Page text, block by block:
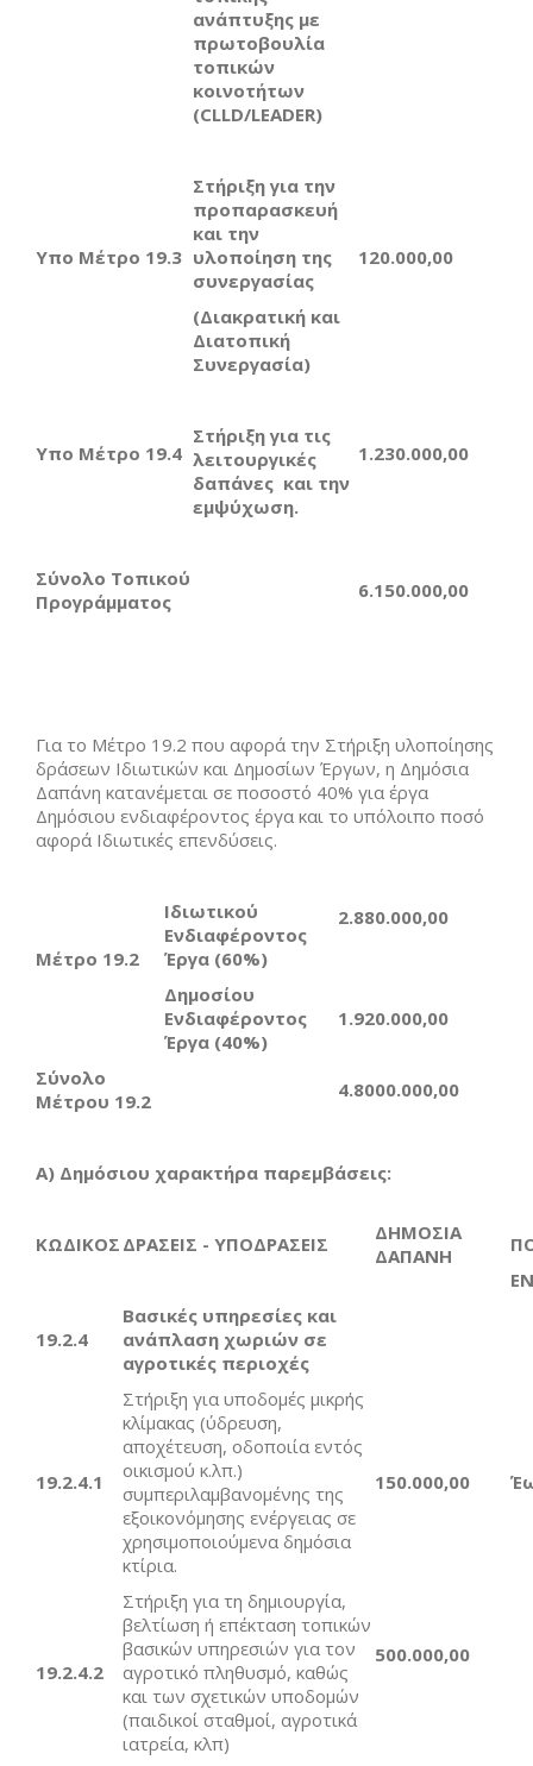
ανάπτυξης με
πρωτοβουλία
τοπικών
κοινοτήτων
(CLLD/LEADER)
Υπο Μέτρο 19.3
Στήριξη για την
προπαρασκευή
και την
υλοποίηση της
συνεργασίας
(Διακρατική και
Διατοπική
Συνεργασία)
120.000,00
Υπο Μέτρο 19.4
Στήριξη για τις
λειτουργικές
δαπάνες και την
εμψύχωση.
1.230.000,00
Σύνολο Τοπικού
Προγράμματος
6.150.000,00
Για το Μέτρο 19.2 που αφορά την Στήριξη υλοποίησης
δράσεων Ιδιωτικών και Δημοσίων Έργων, η Δημόσια
Δαπάνη κατανέμεται σε ποσοστό 40% για έργα
Δημόσιου ενδιαφέροντος έργα και το υπόλοιπο ποσό
αφορά Ιδιωτικές επενδύσεις.
Μέτρο 19.2
Ιδιωτικού
Ενδιαφέροντος
Έργα (60%)
2.880.000,00
Δημοσίου
Ενδιαφέροντος
Έργα (40%)
1.920.000,00
Σύνολο
Μέτρου 19.2
4.8000.000,00
Α) Δημόσιου χαρακτήρα παρεμβάσεις:
ΚΩΔΙΚΟΣ ΔΡΑΣΕΙΣ - ΥΠΟΔΡΑΣΕΙΣ
ΔΗΜΟΣΙΑ
ΔΑΠΑΝΗ
19.2.4
Βασικές υπηρεσίες και
ανάπλαση χωριών σε
αγροτικές περιοχές
19.2.4.1
Στήριξη για υποδομές μικρής
κλίμακας (ύδρευση,
αποχέτευση, οδοποιία εντός
οικισμού κ.λπ.)
συμπεριλαμβανομένης της
εξοικονόμησης ενέργειας σε
χρησιμοποιούμενα δημόσια
κτίρια.
150.000,00
19.2.4.2
Στήριξη για τη δημιουργία,
βελτίωση ή επέκταση τοπικών
βασικών υπηρεσιών για τον
αγροτικό πληθυσμό, καθώς
και των σχετικών υποδομών
(παιδικοί σταθμοί, αγροτικά
ιατρεία, κλπ)
500.000,00